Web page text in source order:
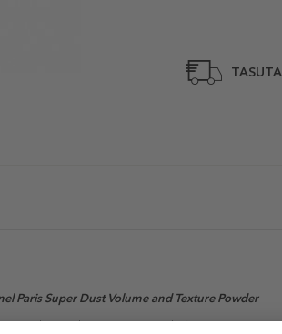
Paris Super Dust Volume and Texture Powder
ja tekstuuri lisav soengupuuder)